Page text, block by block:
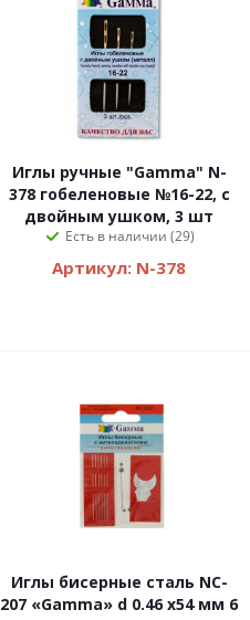
Иглы ручные "Gamma" N-
378 гобеленовые №16-22, c
двойным ушком, 3 шт
Есть в наличии (29)
Артикул: N-378
Иглы бисерные сталь NC-
207 «Gamma» d 0.46 х54 мм 6